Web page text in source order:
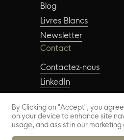
Blog
Livres Blancs
Newsletter
Contact
Contactez-nous
LinkedIn
By Clicking on "Accept", you
on your device to enhance site
usage, and assist in our marketing